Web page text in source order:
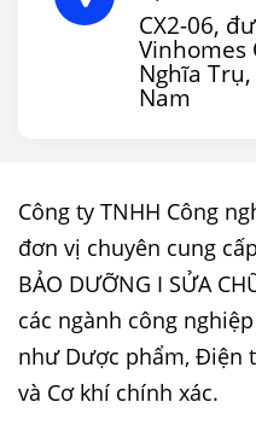
CX2-06,
Vinhomes
Nghĩa
Nam
Công ty TNHH Công
đơn vị chuyên cung
BẢO DƯỠNG I SỬA
các ngành công
như Dược phẩm, Điện
và Cơ khí chính xác.